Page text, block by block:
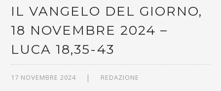
IL VANGELO DEL GIORNO,
18 NOVEMBRE 2024 –
LUCA 18,35-43
17 NOVEMBRE 2024 REDAZIONE